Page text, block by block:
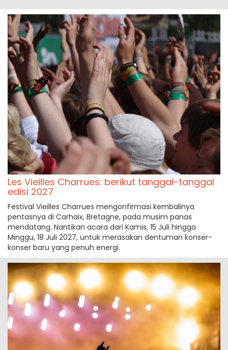
Les Vieilles Charrues: berikut tanggal-tanggal
edisi 2027
Festival Vieilles Charrues mengonfirmasi kembalinya
pentasnya di Carhaix, Bretagne, pada musim panas
mendatang. Nantikan acara dari Kamis, 15 Juli hingga
Minggu, 18 Juli 2027, untuk merasakan dentuman konser-
konser baru yang penuh energi.